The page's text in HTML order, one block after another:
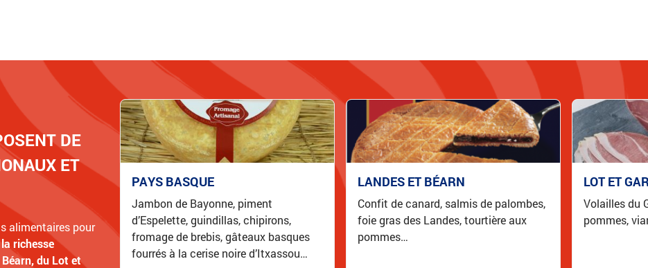
DE
ET
alimentaires pour
richesse
du Lot et
PAYS BASQUE
Jambon de Bayonne, piment
d’Espelette, guindillas, chipirons,
fromage de brebis, gâteaux basques
fourrés à la cerise noire d’Itxassou…
LANDES ET BÉARN
Confit de canard, salmis de palombes,
foie gras des Landes, tourtière aux
pommes…
LOT ET
Volailles du
pommes,